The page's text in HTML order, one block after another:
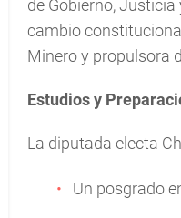
de Gobierno,
cambio
Minero y propulsora
Estudios y
La diputada electa
Un posgrado